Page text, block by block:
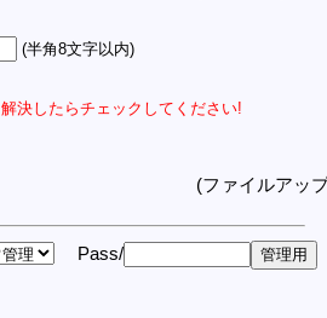
(半角8文字以内)
解決したらチェックしてください!
(ファイルアッ
Pass/